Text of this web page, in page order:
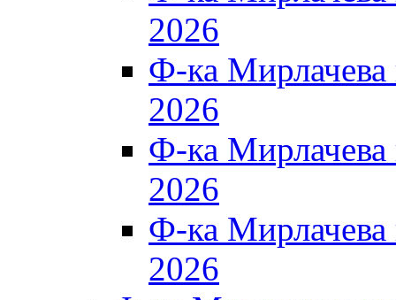
2026
Ф-ка
2026
Ф-ка
2026
Ф-ка
2026